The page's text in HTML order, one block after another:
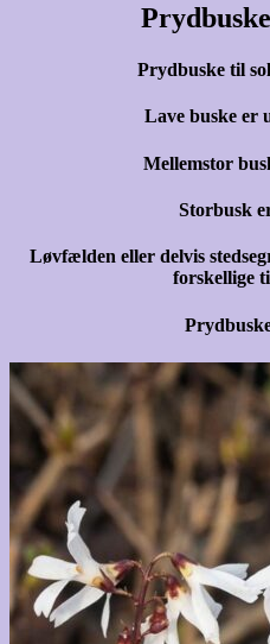
Prydbuske til
Lave buske er
Mellemstor
Storbusk
Løvfælden eller delvis
forskellige